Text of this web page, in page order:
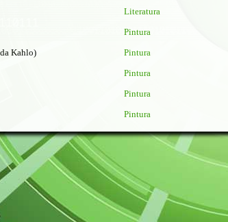
Literatura
Pintura
Kahlo) Pintura
Pintura
Pintura
Pintura